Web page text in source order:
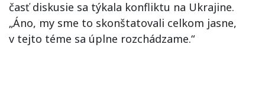
časť diskusie sa týkala konfliktu na Ukrajine.
„Áno, my sme to skonštatovali celkom jasne,
v tejto téme sa úplne rozchádzame.“